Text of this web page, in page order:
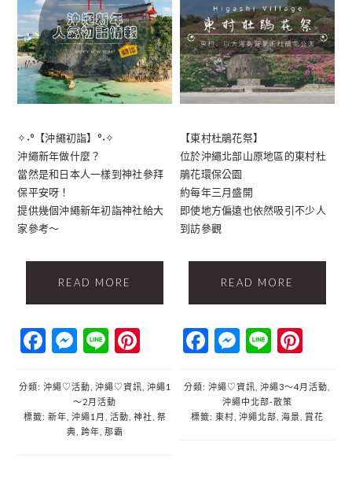
✧˖°【沖繩初詣】°˖✧
沖繩新年做什麼？
當然是和日本人一樣到神社參拜
保平安呀！
提供幾個沖繩新年初詣神社給大
家參考～
READ MORE
Facebook
Messenger
Line Pinterest
分類: 沖繩♡活動 沖繩♡資訊 沖繩1
～2月活動
標籤: 新年 沖繩1月 活動 神社 祭
典
跨年 那霸
【東村杜鵑花祭】
位於沖繩北部山原地區的東村杜
鵑花環保公園
約每年三月盛開
即使地方偏遠也依然吸引不少人
到訪參觀
READ MORE
Facebook
Messenger
Line
分類:沖繩♡資訊 ,沖繩3～4月活動
沖繩中北部‐散策
標籤: 東村 沖繩北部 海景 賞花